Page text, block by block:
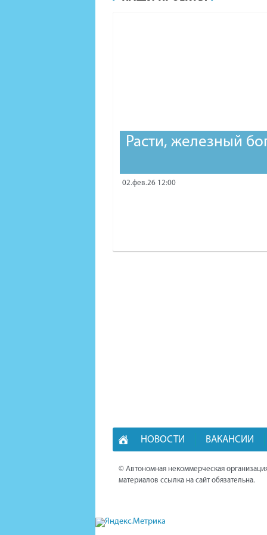
Расти, железный
02.фев.26 12:00
НОВОСТИ ВАКАНСИИ
© Автономная некоммерческая
материалов ссылка на сайт обязательна.